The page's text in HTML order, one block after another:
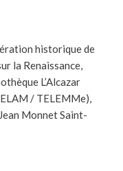
historique de
la Renaissance,
L’Alcazar
/ TELEMMe),
Monnet Saint-